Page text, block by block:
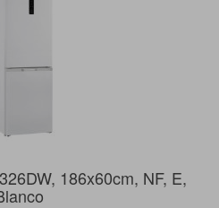
186x60cm, NF, E,